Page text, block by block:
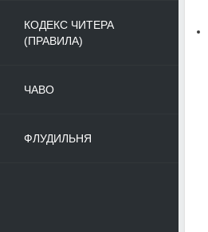
КОДЕКС ЧИТЕРА
(ПРАВИЛА)
ЧАВО
ФЛУДИЛЬНЯ